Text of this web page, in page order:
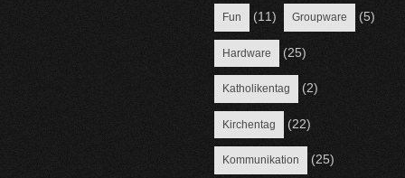
Fun (11) Groupware (5)
Hardware (25)
Katholikentag (2)
Kirchentag (22)
Kommunikation (25)